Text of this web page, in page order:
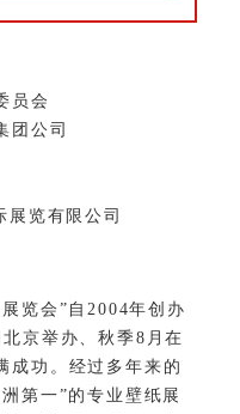
员会
团公司
览有限公司
览会”自2004年创办
京举办、秋季8月在
成功。经过多年来的
第一”的专业壁纸展